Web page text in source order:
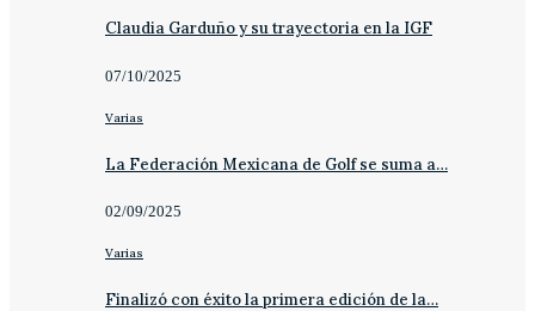
Claudia Garduño y su trayectoria en la IGF
07/10/2025
Varias
La Federación Mexicana de Golf se suma a…
02/09/2025
Varias
Finalizó con éxito la primera edición de la…